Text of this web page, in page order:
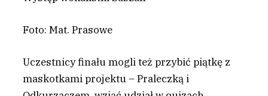
Foto: Mat. Prasowe
Uczestnicy finału mogli też przybić piątkę z
maskotkami projektu – Praleczką i